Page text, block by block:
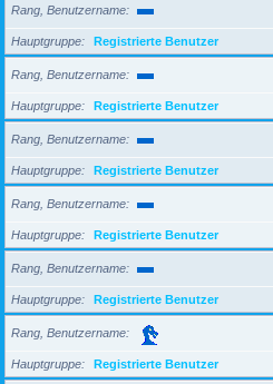
Rang, Benutzername
Hauptgruppe Registrierte Benutzer
Rang, Benutzername
Hauptgruppe Registrierte Benutzer
Rang, Benutzername
Hauptgruppe Registrierte Benutzer
Rang, Benutzername
Hauptgruppe Registrierte Benutzer
Rang, Benutzername
Hauptgruppe Registrierte Benutzer
Rang, Benutzername
Hauptgruppe Registrierte Benutzer